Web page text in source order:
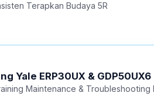
Terapkan Budaya 5R
Yale ERP30UX & GDP50UX6
Gelar Training Maintenance &